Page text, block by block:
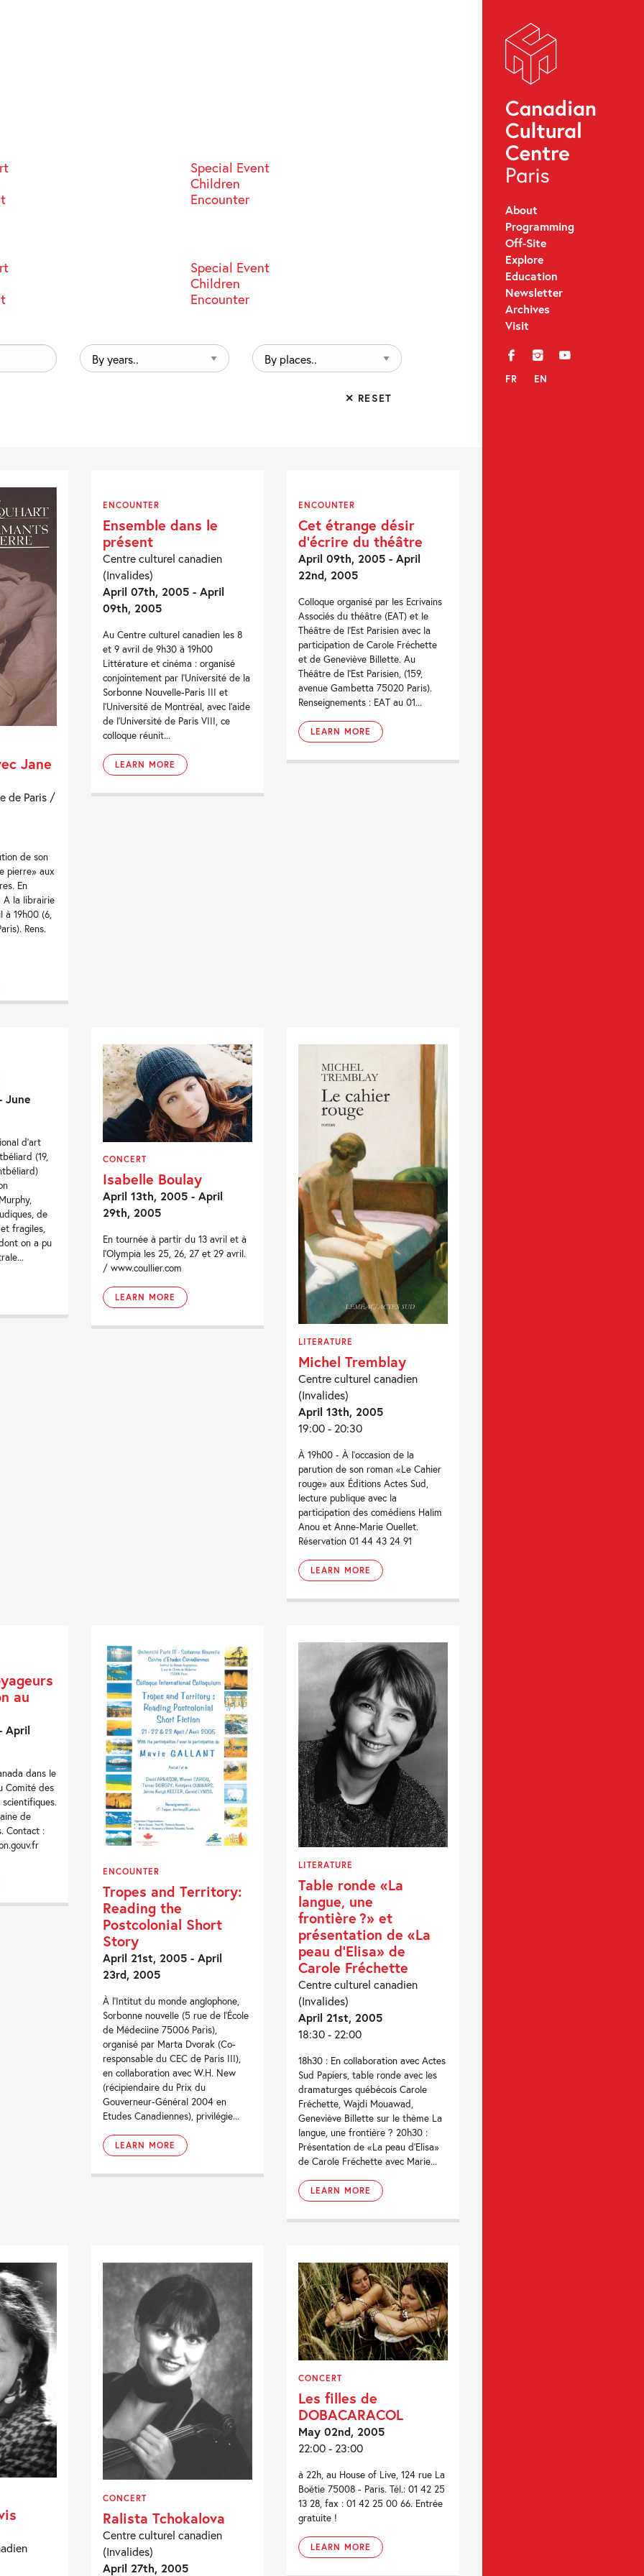
About
Programming
Off-Site
Explore
Education
Newsletter
Archives
Visit
f i y
FR EN
Special Event
Children
Encounter
Special Event
Children
Encounter
By
years..
By
places..
✕ RESET
Jane
de Paris /
de son
pierre» aux
En
A la librairie
à 19h00 (6,
Rens.
ENCOUNTER
Ensemble dans le
présent
Centre culturel canadien
(Invalides)
April 07th, 2005 - April
09th, 2005
Au Centre culturel canadien les 8
et 9 avril de 9h30 à 19h00
Littérature et cinéma : organisé
conjointement par l’Université de la
Sorbonne Nouvelle-Paris III et
l’Université de Montréal, avec l’aide
de l’Université de Paris VIII, ce
colloque réunit...
LEARN MORE
ENCOUNTER
Cet étrange désir
d’écrire du théâtre
April 09th, 2005 - April
22nd, 2005
Colloque organisé par les Ecrivains
Associés du théâtre (EAT) et le
Théâtre de l'Est Parisien avec la
participation de Carole Fréchette
et de Geneviève Billette. Au
Théâtre de l'Est Parisien, (159,
avenue Gambetta 75020 Paris).
Renseignements : EAT au 01...
LEARN MORE
June
d’art
(19,
de
fragiles,
on a pu
CONCERT
Isabelle Boulay
April 13th, 2005 - April
29th, 2005
En tournée à partir du 13 avril et à
l'Olympia les 25, 26, 27 et 29 avril.
/ www.coullier.com
LEARN MORE
LITERATURE
Michel Tremblay
Centre culturel canadien
(Invalides)
April 13th, 2005
19:00 - 20:30
À 19h00 - À l'occasion de la
parution de son roman «Le Cahier
rouge» aux Éditions Actes Sud,
lecture publique avec la
participation des comédiens Halim
Anou et Anne-Marie Ouellet.
Réservation 01 44 43 24 91
LEARN MORE
au
April
dans le
Comité des
de
Contact :
ENCOUNTER
Tropes and Territory:
Reading the
Postcolonial Short
Story
April 21st, 2005 - April
23rd, 2005
À l'Intitut du monde anglophone,
Sorbonne nouvelle (5 rue de l'École
de Médeciine 75006 Paris),
organisé par Marta Dvorak (Co-
responsable du CEC de Paris III),
en collaboration avec W.H. New
(récipiendaire du Prix du
Gouverneur-Général 2004 en
Etudes Canadiennes), privilégie...
LEARN MORE
LITERATURE
Table ronde «La
langue, une
frontière ?» et
présentation de «La
peau d’Elisa» de
Carole Fréchette
Centre culturel canadien
(Invalides)
April 21st, 2005
18:30 - 22:00
18h30 : En collaboration avec Actes
Sud Papiers, table ronde avec les
dramaturges québécois Carole
Fréchette, Wajdi Mouawad,
Geneviève Billette sur le thème La
langue, une frontière ? 20h30 :
Présentation de «La peau d'Elisa»
de Carole Fréchette avec Marie...
LEARN MORE
CONCERT
Ralista Tchokalova
Centre culturel canadien
(Invalides)
April 27th, 2005
CONCERT
Les filles de
DOBACARACOL
May 02nd, 2005
22:00 - 23:00
à 22h, au House of Live, 124 rue La
Boétie 75008 - Paris. Tél.: 01 42 25
13 28, fax : 01 42 25 00 66. Entrée
gratuite !
LEARN MORE